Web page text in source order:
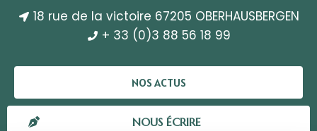
18 rue de la victoire 67205 OBERHAUSBERGEN
+ 33 (0)3 88 56 18 99
NOS ACTUS
NOUS ÉCRIRE